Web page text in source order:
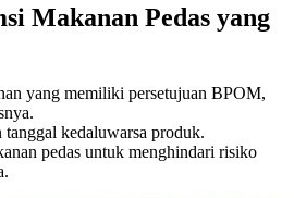
Makanan Pedas yang
yang memiliki persetujuan BPOM,
tanggal kedaluwarsa produk.
pedas untuk menghindari risiko